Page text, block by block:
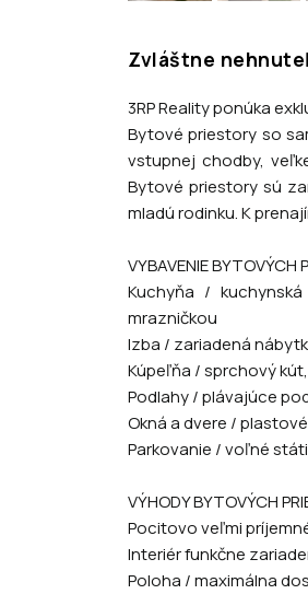
Zvláštne
3RP Reality ponúka
Bytové priestory so
vstupnej chodby,
Bytové priestory sú
mladú rodinku. K
VYBAVENIE BYTOVÝCH
Kuchyňa /
mrazničkou
Izba / zariadená
Kúpeľňa / sprchový
Podlahy / plávajúce
Okná a dvere /
Parkovanie / voľné
VÝHODY BYTOVÝCH
Pocitovo veľmi
Interiér funkčne
Poloha / maximálna